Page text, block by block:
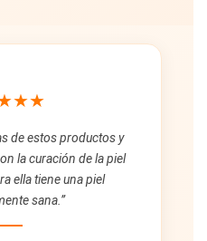
de estos productos y
la curación de la piel
ella tiene una piel
sana.”